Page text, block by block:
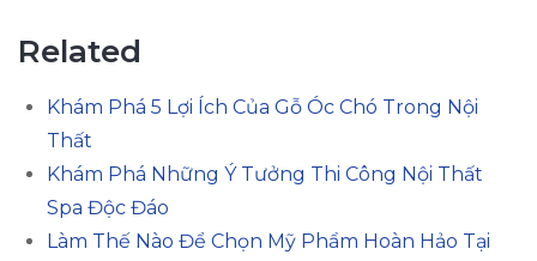
Related
Khám Phá 5 Lợi Ích Của Gỗ Óc Chó Trong Nội
Thất
Khám Phá Những Ý Tưởng Thi Công Nội Thất
Spa Độc Đáo
Làm Thế Nào Để Chọn Mỹ Phẩm Hoàn Hảo Tại